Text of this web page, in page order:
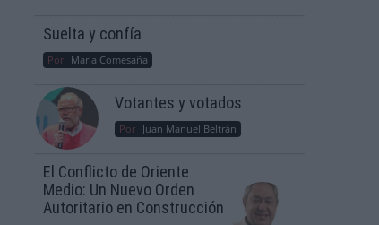
Suelta y confía
Por María Comesaña
Votantes y votados
Por Juan Manuel Beltrán
El Conflicto de Oriente
Medio: Un Nuevo Orden
Autoritario en Construcción